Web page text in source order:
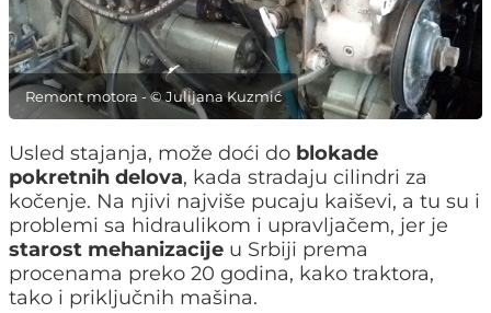
Remont motora - © Julijana Kuzmić
Usled stajanja, može doći do blokade
pokretnih delova, kada stradaju cilindri za
kočenje. Na njivi najviše pucaju kaiševi, a tu su i
problemi sa hidraulikom i upravljačem, jer je
starost mehanizacije u Srbiji prema
procenama preko 20 godina, kako traktora,
tako i priključnih mašina.